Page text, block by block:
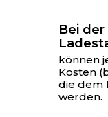
Bei
können
Kosten
die dem
werden.